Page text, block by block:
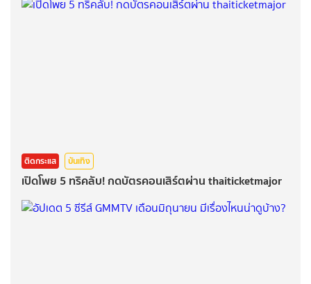
ติดกระแส บันเทิง
เปิดโพย 5 ทริคลับ! กดบัตรคอนเสิร์ตผ่าน thaiticketmajor